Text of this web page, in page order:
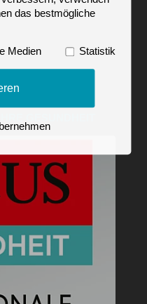
das bestmögliche
Medien Statistik